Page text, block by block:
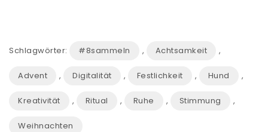
Schlagwörter: #8sammeln , Achtsamkeit ,
Advent , Digitalität , Festlichkeit , Hund ,
Kreativität , Ritual , Ruhe , Stimmung ,
Weihnachten